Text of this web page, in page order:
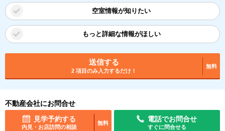
空室情報が知りたい
もっと詳細な情報がほしい
送信する
2 項目のみ入力するだけ！
無料
不動産会社にお問合せ
見学予約する
内見・お店訪問の相談
無料
電話でお問合せ
すぐに問合せる